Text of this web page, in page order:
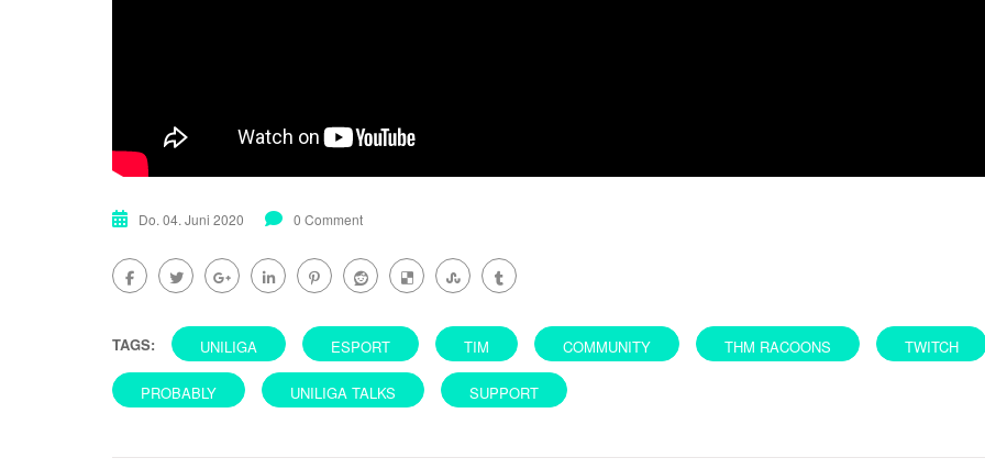
Do. 04. Juni 2020 0 Comment
TAGS: UNILIGA ESPORT TIM COMMUNITY THM RACOONS TWITCH
PROBABLY UNILIGA TALKS SUPPORT